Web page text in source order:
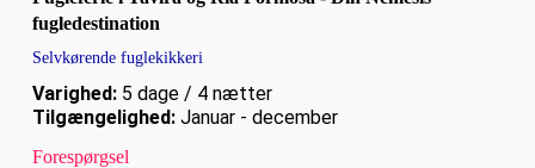
fugledestination
Selvkørende fuglekikkeri
Varighed:5 dage / 4 nætter
Tilgængelighed:Januar - december
Forespørgsel